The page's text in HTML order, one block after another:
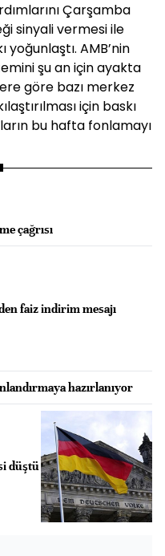
Çarşamba
sinyali vermesi ile
AMB’nin
şu an için ayakta
göre bazı merkez
için baskı
bu hafta fonlamayı
çağrısı
faiz indirim mesajı
hazırlanıyor
düştü